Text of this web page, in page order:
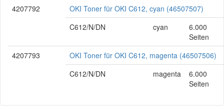
4207792
OKI Toner für OKI C612, cyan (46507507)
C612/N/DN
cyan
6.000
Seiten
4207793
OKI Toner für OKI C612, magenta (46507506)
C612/N/DN
magenta
6.000
Seiten